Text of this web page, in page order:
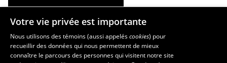
Les écoles et la recherche
École supérieure d’aménagement du territoire et de développement
Votre vie privée est importante
Nous utilisons des témoins (aussi appeléscookies) pour
recueillir des données qui nous permettent de mieux
connaître le parcours des personnes qui visitent notre site